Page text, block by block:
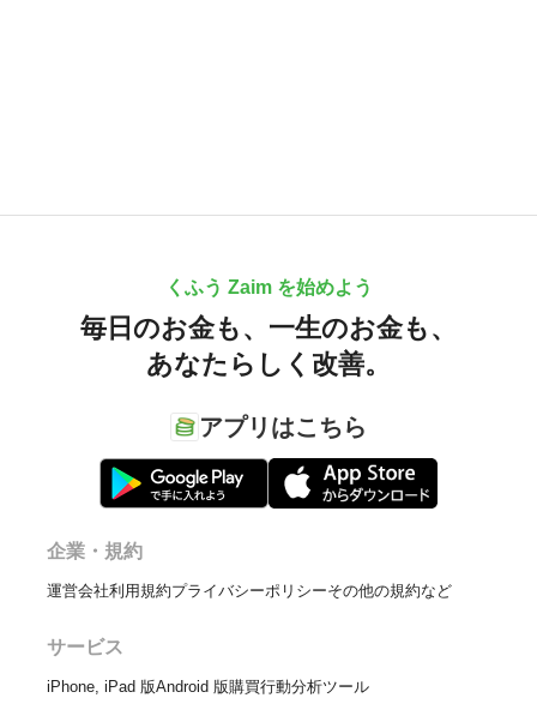
くふう Zaim を始めよう
毎日のお金も、 一生のお金も、
あなたらしく改善。
アプリはこちら
企業・規約
運営会社利用規約プライバシーポリシーその他の規約など
サービス
iPhone, iPad 版Android 版購買行動分析ツール